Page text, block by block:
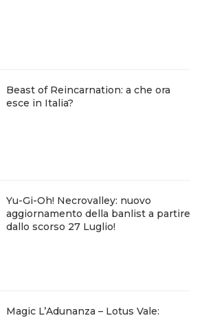
Beast of Reincarnation: a che ora
esce in Italia?
Yu-Gi-Oh! Necrovalley: nuovo
aggiornamento della banlist a partire
dallo scorso 27 Luglio!
Magic L’Adunanza – Lotus Vale: